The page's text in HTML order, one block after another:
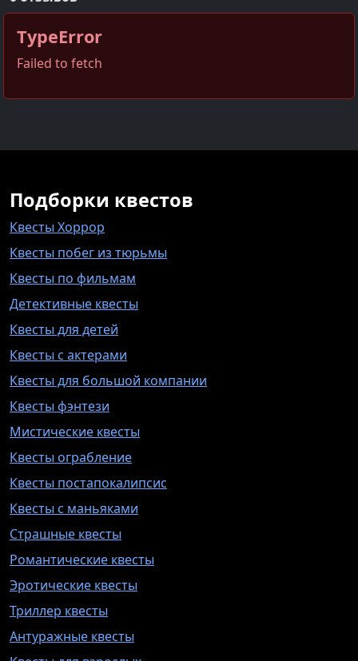
TypeError
Failed to fetch
Подборки квестов
Квесты Хоррор
Квесты побег из тюрьмы
Квесты по фильмам
Детективные квесты
Квесты для детей
Квесты с актерами
Квесты для большой компании
Квесты фэнтези
Мистические квесты
Квесты ограбление
Квесты постапокалипсис
Квесты с маньяками
Страшные квесты
Романтические квесты
Эротические квесты
Триллер квесты
Антуражные квесты